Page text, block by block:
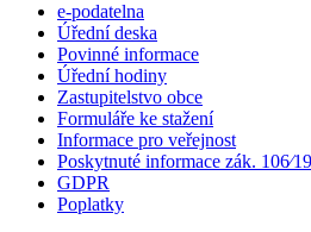
e-podatelna
Úřední deska
Povinné informace
Úřední hodiny
Zastupitelstvo obce
Formuláře ke stažení
Informace pro veřejnost
Poskytnuté informace zák.
GDPR
Poplatky